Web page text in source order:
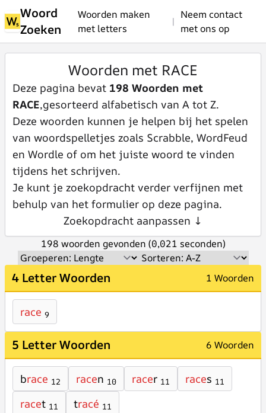
Woord
Zoeken
Woorden maken
met letters
|
Neem contact
met ons op
Woorden met RACE
Deze pagina bevat 198 Woorden met
RACE,gesorteerd alfabetisch van A tot Z.
Deze woorden kunnen je helpen bij het spelen
van woordspelletjes zoals Scrabble, WordFeud
en Wordle of om het juiste woord te vinden
tijdens het schrijven.
Je kunt je zoekopdracht verder verfijnen met
behulp van het formulier op deze pagina.
Zoekopdracht aanpassen ↓
198 woorden gevonden (0,021 seconden)
4 Letter Woorden 1 Woorden
race 9
5 Letter Woorden 6 Woorden
brace 12 racen 10 racer 11 races 11
racet 11 tracé 11